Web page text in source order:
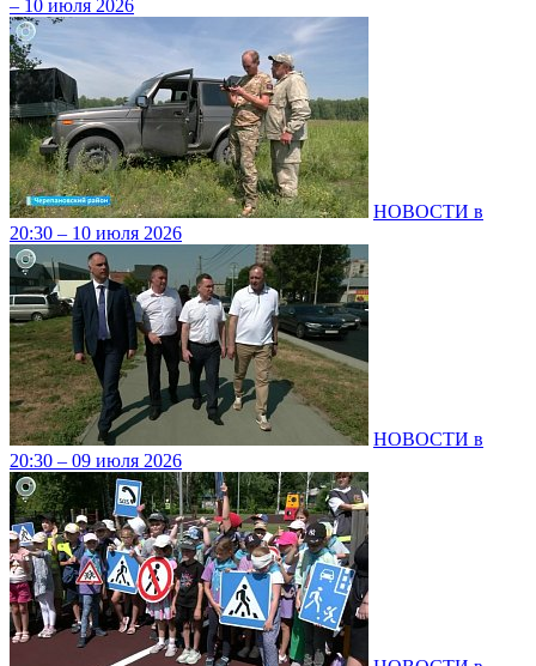
– 10 июля 2026
НОВОСТИ в
20:30 – 10 июля 2026
НОВОСТИ в
20:30 – 09 июля 2026